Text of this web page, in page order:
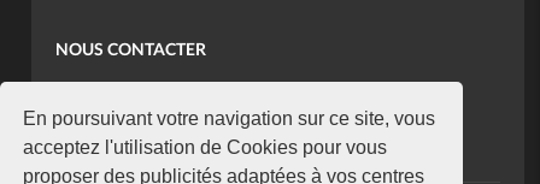
En poursuivant votre navigation sur ce site, vous
acceptez l'utilisation de Cookies pour vous
proposer des publicités adaptées à vos centres
NOUS CONTACTER
koaci@yahoo.fr
+225 07 08 85 52 93